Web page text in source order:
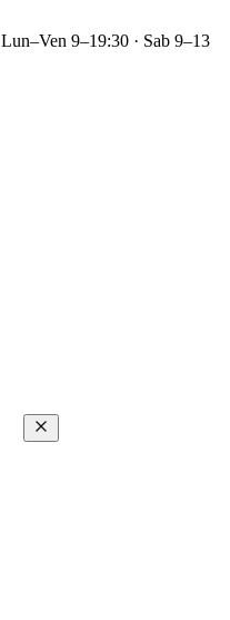
Lun–Ven 9–19:30 · Sab 9–13